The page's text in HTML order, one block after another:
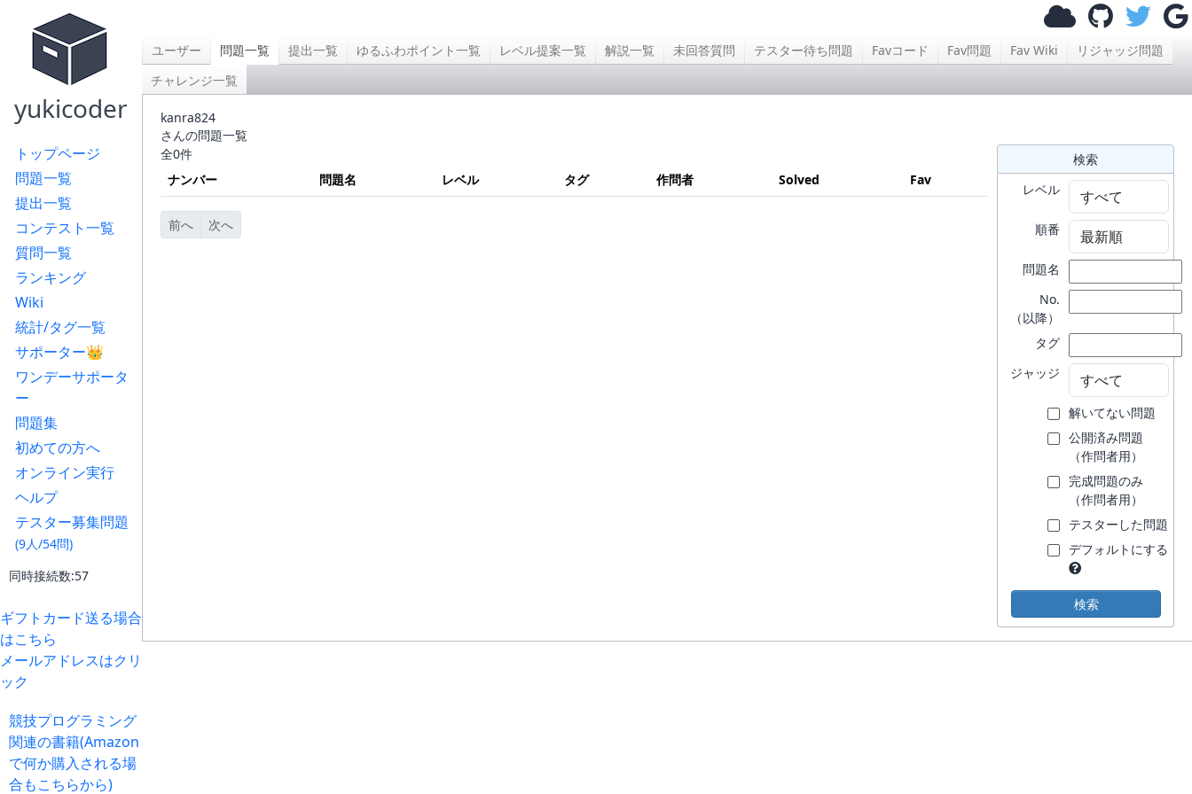
yukicoder
トップページ
問題一覧
提出一覧
コンテスト一覧
質問一覧
ランキング
Wiki
統計/タグ一覧
サポーター👑
ワンデーサポータ
ー
問題集
初めての方へ
オンライン実行
ヘルプ
テスター募集問題
(9人/54問)
同時接続数:57
ギフトカード送る場合
はこちら
メールアドレスはクリ
ック
競技プログラミング
関連の書籍(Amazon
で何か購入される場
合もこちらから)
ユーザー 問題一覧 提出一覧 ゆるふわポイント一覧 レベル提案一覧 解説一覧 未回答質問 テスター待ち問題 Favコード Fav問題 Fav Wiki
リジャッジ問題
チャレンジ一覧
kanra824
さんの問題一覧
全0件
ナンバー
問題名 レベル タグ 作問者 Solved Fav
前へ 次へ
検索
レベル
順番
問題名
No.
（以降）
タグ
ジャッジ
解いてない問題
公開済み問題
（作問者用）
完成問題のみ
（作問者用）
テスターした問題
デフォルトにする